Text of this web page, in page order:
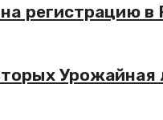
регистрацию в